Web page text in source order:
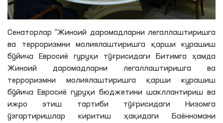
Сенаторлар “Жиноий даромадларни легаллаштиришга
ва терроризмни молиялаштиришга қарши курашиш
бўйича Евросиё гуруҳи тўғрисидаги Битимга ҳамда
Жиноий даромадларни легаллаштиришга ва
терроризмни молиялаштиришга қарши курашиш
бўйича Евросиё гуруҳи бюджетини шакллантириш ва
ижро этиш тартиби тўғрисидаги Низомга
ўзгартиришлар киритиш ҳақидаги Баённомани